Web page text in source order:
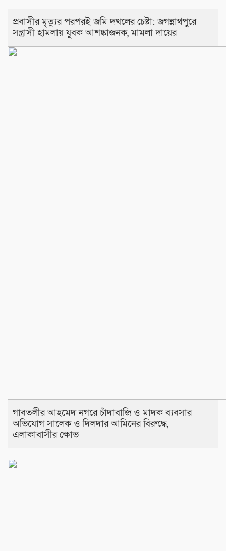
প্রবাসীর মৃত্যুর পরপরই জমি দখলের চেষ্টা: জগন্নাথপুরে
সন্ত্রাসী হামলায় যুবক আশঙ্কাজনক, মামলা দায়ের
​গাবতলীর আহমেদ নগরে চাঁদাবাজি ও মাদক ব্যবসার
অভিযোগ সালেক ও দিলদার আমিনের বিরুদ্ধে,
এলাকাবাসীর ক্ষোভ